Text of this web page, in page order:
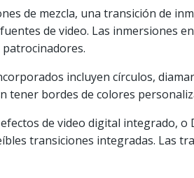
de mezcla, una transición de
de video. Las inmersiones
incluyen círculos,
tener bordes de colores
de video digital integrado,
transiciones integradas. Las